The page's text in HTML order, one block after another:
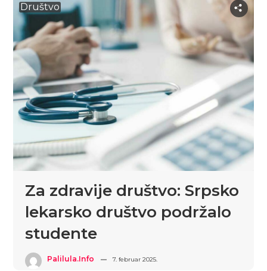
Društvo
Za zdravije društvo: Srpsko
lekarsko društvo podržalo
studente
Palilula.info 7. februar 2025.